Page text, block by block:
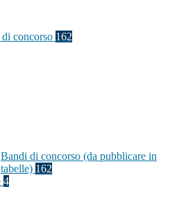
concorso 162
Bandi di concorso (da pubblicare in
tabelle) 162
4